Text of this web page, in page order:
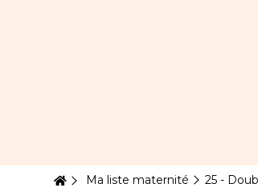
Ma liste maternité 25 -